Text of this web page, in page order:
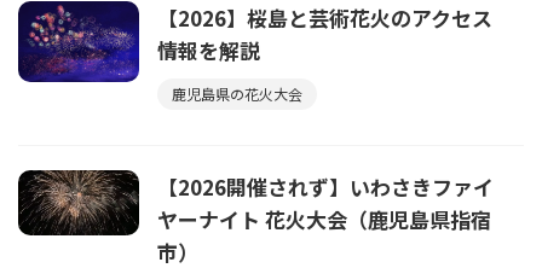
【2026】桜島と芸術花火のアクセス
情報を解説
鹿児島県の花火大会
【2026開催されず】いわさきファイ
ヤーナイト 花火大会（鹿児島県指宿
市）